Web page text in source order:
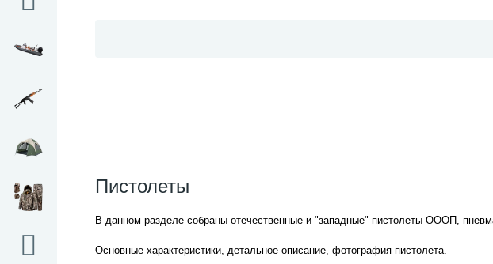
Пистолеты
В данном разделе собраны отечественные и "западные" пистолеты ОООП,
Основные характеристики, детальное описание, фотография пистолета.